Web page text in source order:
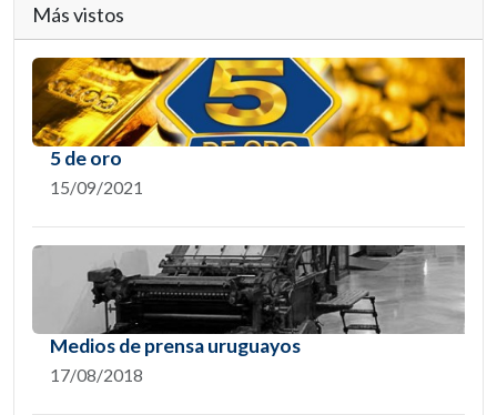
Más vistos
5 de oro
15/09/2021
Medios de prensa uruguayos
17/08/2018